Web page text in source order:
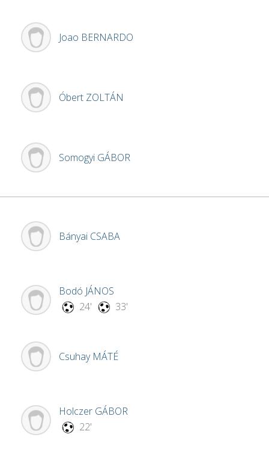
Joao BERNARDO
Óbert ZOLTÁN
Somogyi GÁBOR
Bányai CSABA
Bodó JÁNOS
24'
33'
Csuhay MÁTÉ
Holczer GÁBOR
22'